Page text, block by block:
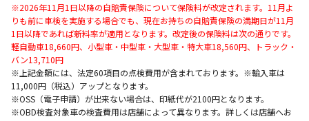
※2026年11月1日以降の自賠責保険について保険料が改定されます。11月よ
りも前に車検を実施する場合でも、現在お持ちの自賠責保険の満期日が11月
1日以降であれば新料率が適用となります。改定後の保険料は次の通りです。
軽自動車18,660円、小型車・中型車・大型車・特大車18,560円、トラック・
バン13,710円
※上記金額には、法定60項目の点検費用が含まれております。※輸入車は
11,000円（税込）アップとなります。
※OSS（電子申請）が出来ない場合は、印紙代が2100円となります。
※OBD検査対象車の検査費用は店舗によって異なります。詳しくは店舗へお